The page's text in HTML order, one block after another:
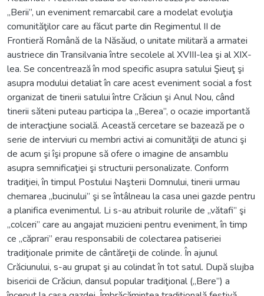
„Berii”, un eveniment remarcabil care a modelat evoluţia
comunităţilor care au făcut parte din Regimentul II de
Frontieră Română de la Năsăud, o unitate militară a armatei
austriece din Transilvania între secolele al XVIII-lea şi al XIX-
lea. Se concentrează în mod specific asupra satului Şieuţ şi
asupra modului detaliat în care acest eveniment social a fost
organizat de tinerii satului între Crăciun şi Anul Nou, când
tinerii săteni puteau participa la „Berea”, o ocazie importantă
de interacţiune socială. Această cercetare se bazează pe o
serie de interviuri cu membri activi ai comunităţii de atunci şi
de acum şi îşi propune să ofere o imagine de ansamblu
asupra semnificaţiei şi structurii personalizate. Conform
tradiţiei, în timpul Postului Naşterii Domnului, tinerii urmau
chemarea „bucinului” şi se întâlneau la casa unei gazde pentru
a planifica evenimentul. Li s-au atribuit rolurile de „vătafi” şi
„colceri” care au angajat muzicieni pentru eveniment, în timp
ce „căprari” erau responsabili de colectarea patiseriei
tradiţionale primite de cântăreţii de colinde. În ajunul
Crăciunului, s-au grupat şi au colindat în tot satul. După slujba
bisericii de Crăciun, dansul popular tradiţional („Bere”) a